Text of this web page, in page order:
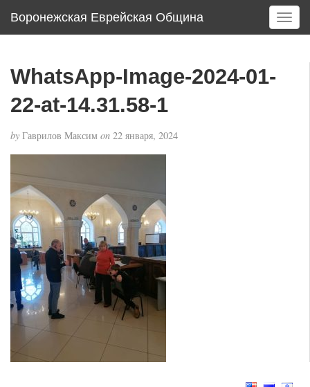
Воронежская Еврейская Община
T
o
WhatsApp-Image-2024-01-
22-at-14.31.58-1
by Гаврилов Максим on 22 января, 2024